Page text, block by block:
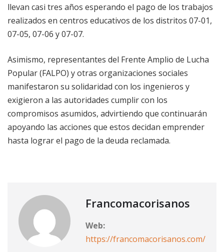
llevan casi tres años esperando el pago de los trabajos
realizados en centros educativos de los distritos 07-01,
07-05, 07-06 y 07-07.
Asimismo, representantes del Frente Amplio de Lucha
Popular (FALPO) y otras organizaciones sociales
manifestaron su solidaridad con los ingenieros y
exigieron a las autoridades cumplir con los
compromisos asumidos, advirtiendo que continuarán
apoyando las acciones que estos decidan emprender
hasta lograr el pago de la deuda reclamada.
Francomacorisanos
Web:
https://francomacorisanos.com/